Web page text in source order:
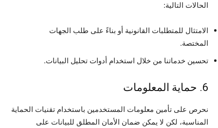
الحالات التالية:
الامتثال للمتطلبات القانونية أو بناءً على طلب الجهات
المختصة.
تحسين خدماتنا من خلال استخدام أدوات تحليل البيانات.
6. حماية المعلومات
نحرص على تأمين معلومات المستخدمين باستخدام تقنيات الحماية
المناسبة، لكن لا يمكن ضمان الأمان المطلق للبيانات على